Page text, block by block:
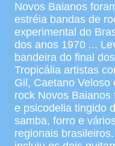
Novos Baianos
estréia bandas de
experimental do
dos anos 1970 ...
bandeira do final
Tropicália artistas
Gil, Caetano Veloso
rock Novos Baianos
e psicodelia tingido
samba, forro e
regionais